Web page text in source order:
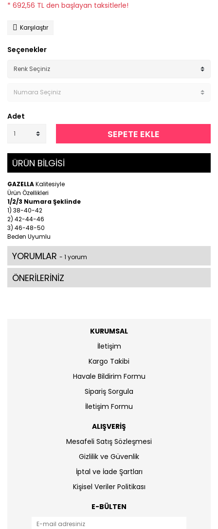
* 692,56 TL den başlayan taksitlerle!
Karşılaştır
Seçenekler
Adet
SEPETE EKLE
ÜRÜN BİLGİSİ
GAZELLAKalitesiyle
Ürün Özellikleri
1/2/3 Numara Şeklinde
1) 38-40-42
2) 42-44-46
3) 46-48-50
Beden Uyumlu
YORUMLAR - 1 yorum
ÖNERİLERİNİZ
KURUMSAL
İletişim
Kargo Takibi
Havale Bildirim Formu
Sipariş Sorgula
İletişim Formu
ALIŞVERİŞ
Mesafeli Satış Sözleşmesi
Gizlilik ve Güvenlik
İptal ve İade Şartları
Kişisel Veriler Politikası
E-BÜLTEN